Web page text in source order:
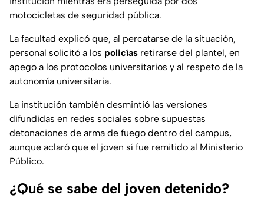
motocicletas de seguridad pública.
La facultad explicó que, al percatarse de la situación,
personal solicitó a los policías retirarse del plantel, en
apego a los protocolos universitarios y al respeto de la
autonomía universitaria.
La institución también desmintió las versiones
difundidas en redes sociales sobre supuestas
detonaciones de arma de fuego dentro del campus,
aunque aclaró que el joven sí fue remitido al Ministerio
Público.
¿Qué se sabe del joven detenido?